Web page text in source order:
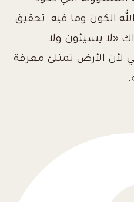
الكون وما فيه. تحقيق
«لا يسيئون ولا
الأرض تمتلئ معرفة